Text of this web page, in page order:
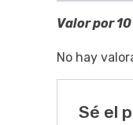
Valor por
No hay
Sé el